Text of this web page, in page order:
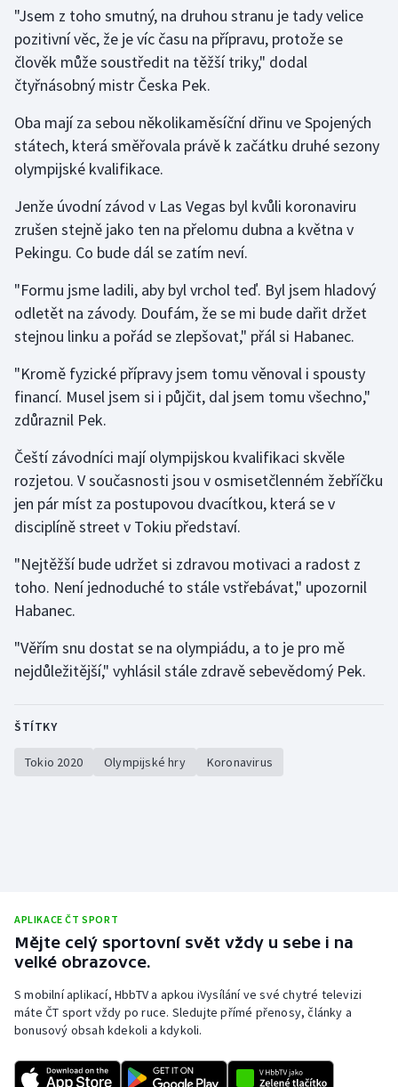
Moderní pětiboj
Motorsport
Olympijské hry
Parasport
Plavání
Plážový volejbal
Ragby
Rychlobruslení
Rychlostní kanoistika
Short track
Sportovní střelba
Stolní tenis
Veslování
Volejbal
Ostatní
"Jsem z toho smutný, na druhou stranu je tady velice
pozitivní věc, že je víc času na přípravu, protože se
člověk může soustředit na těžší triky," dodal
čtyřnásobný mistr Česka Pek.
Oba mají za sebou několikaměsíční dřinu ve Spojených
státech, která směřovala právě k začátku druhé sezony
olympijské kvalifikace.
Jenže úvodní závod v Las Vegas byl kvůli koronaviru
zrušen stejně jako ten na přelomu dubna a května v
Pekingu. Co bude dál se zatím neví.
"Formu jsme ladili, aby byl vrchol teď. Byl jsem hladový
odletět na závody. Doufám, že se mi bude dařit držet
stejnou linku a pořád se zlepšovat," přál si Habanec.
"Kromě fyzické přípravy jsem tomu věnoval i spousty
financí. Musel jsem si i půjčit, dal jsem tomu všechno,"
zdůraznil Pek.
Čeští závodníci mají olympijskou kvalifikaci skvěle
rozjetou. V současnosti jsou v osmisetčlenném žebříčku
jen pár míst za postupovou dvacítkou, která se v
disciplíně street v Tokiu představí.
"Nejtěžší bude udržet si zdravou motivaci a radost z
toho. Není jednoduché to stále vstřebávat," upozornil
Habanec.
"Věřím snu dostat se na olympiádu, a to je pro mě
nejdůležitější," vyhlásil stále zdravě sebevědomý Pek.
ŠTÍTKY
Tokio 2020 Olympijské hry Koronavirus
APLIKACE ČT SPORT
Mějte celý sportovní svět vždy u sebe i na
velké obrazovce.
S mobilní aplikací, HbbTV a apkou iVysílání ve své chytré televizi
máte ČT sport vždy po ruce. Sledujte přímé přenosy, články a
bonusový obsah kdekoli a kdykoli.